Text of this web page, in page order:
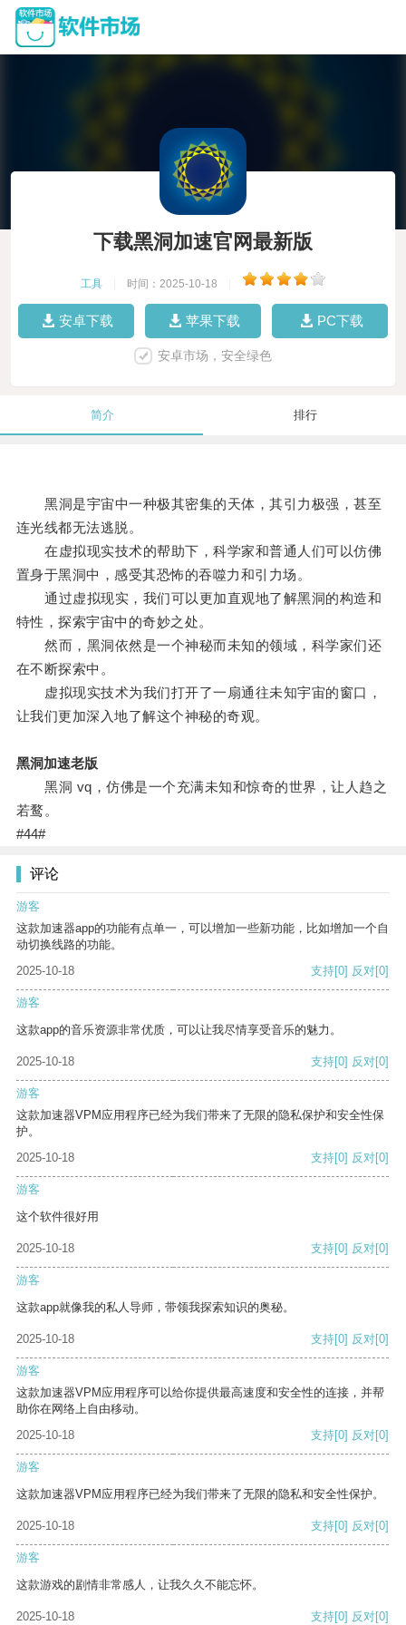
下载黑洞加速官网最新版
工具 时间：2025-10-18
安卓下载 苹果下载 PC下载
安卓市场，安全绿色
简介 排行
黑洞是宇宙中一种极其密集的天体，其引力极强，甚至
连光线都无法逃脱。
在虚拟现实技术的帮助下，科学家和普通人们可以仿佛
置身于黑洞中，感受其恐怖的吞噬力和引力场。
通过虚拟现实，我们可以更加直观地了解黑洞的构造和
特性，探索宇宙中的奇妙之处。
然而，黑洞依然是一个神秘而未知的领域，科学家们还
在不断探索中。
虚拟现实技术为我们打开了一扇通往未知宇宙的窗口，
让我们更加深入地了解这个神秘的奇观。
黑洞加速老版
黑洞 vq，仿佛是一个充满未知和惊奇的世界，让人趋之
若鹜。
#44#
评论
游客
这款加速器app的功能有点单一，可以增加一些新功能，比如增加一个自
动切换线路的功能。
2025-10-18
支持[0] 反对[0]
游客
这款app的音乐资源非常优质，可以让我尽情享受音乐的魅力。
2025-10-18 支持[0] 反对[0]
游客
这款加速器VPM应用程序已经为我们带来了无限的隐私保护和安全性保
护。
2025-10-18
支持[0] 反对[0]
游客
这个软件很好用
2025-10-18 支持[0] 反对[0]
游客
这款app就像我的私人导师，带领我探索知识的奥秘。
2025-10-18 支持[0] 反对[0]
游客
这款加速器VPM应用程序可以给你提供最高速度和安全性的连接，并帮
助你在网络上自由移动。
2025-10-18
支持[0] 反对[0]
游客
这款加速器VPM应用程序已经为我们带来了无限的隐私和安全性保护。
2025-10-18 支持[0] 反对[0]
游客
这款游戏的剧情非常感人，让我久久不能忘怀。
2025-10-18 支持[0] 反对[0]